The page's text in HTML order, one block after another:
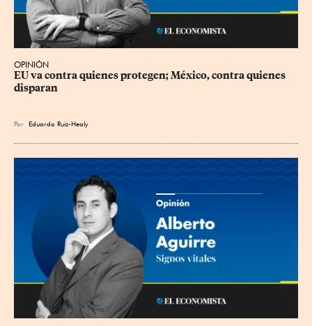
OPINIÓN
EU va contra quienes protegen; México, contra quienes
disparan
Por Eduardo Ruiz-Healy